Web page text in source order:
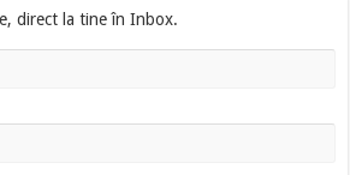
direct la tine în Inbox.